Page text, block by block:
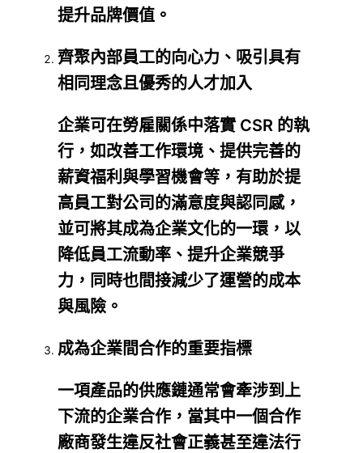
提升品牌價值。
齊聚內部員工的向心力、吸引具有
相同理念且優秀的人才加入
企業可在勞雇關係中落實 CSR 的執
行，如改善工作環境、提供完善的
薪資福利與學習機會等，有助於提
高員工對公司的滿意度與認同感，
並可將其成為企業文化的一環，以
降低員工流動率、提升企業競爭
力，同時也間接減少了運營的成本
與風險。
成為企業間合作的重要指標
一項產品的供應鏈通常會牽涉到上
下流的企業合作，當其中一個合作
廠商發生違反社會正義甚至違法行